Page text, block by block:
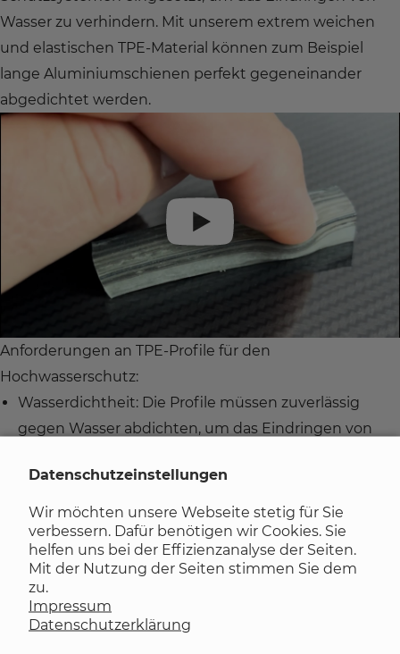
Datenschutzeinstellungen
Wir möchten unsere Webseite stetig für Sie
verbessern. Dafür benötigen wir Cookies. Sie
helfen uns bei der Effizienzanalyse der Seiten.
Mit der Nutzung der Seiten stimmen Sie dem
zu.
Impressum
Datenschutzerklärung
Wasser zu verhindern. Mit unserem extrem weichen
und elastischen TPE-Material können zum Beispiel
lange Aluminiumschienen perfekt gegeneinander
abgedichtet werden.
Anforderungen an TPE-Profile für den
Hochwasserschutz:
Wasserdichtheit: Die Profile müssen zuverlässig
gegen Wasser abdichten, um das Eindringen von
Beständigkeit: TPE-Profile für den Hochwasserschutz
müssen gegen Witterung, Alterung, Ozon, UV-
Strahlung sowie gegen Säuren, Basen, Ketone und
Alkohole beständig sein.
Flexibilität: Die Profile sollten flexibel sein, damit sie
sich an unterschiedliche Oberflächen und
Strukturen anpassen können.